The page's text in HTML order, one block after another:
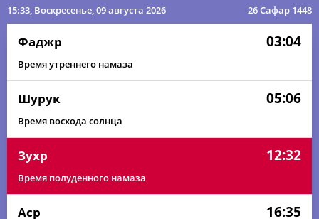
15:33, Воскресенье, 09 августа 2026 26 Сафар 1448
Фаджр 03:04
Время утреннего намаза
Шурук 05:06
Время восхода солнца
Зухр 12:32
Время полуденного намаза
Аср 16:35